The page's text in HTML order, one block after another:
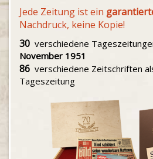
Jede Zeitung ist ein
Nachdruck, keine Kopie!
30 verschiedene
November 1951
86 verschiedene Zeitschriften
Tageszeitung